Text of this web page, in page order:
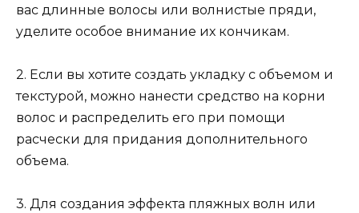
вас длинные волосы или волнистые пряди,
уделите особое внимание их кончикам.
2. Если вы хотите создать укладку с объемом и
текстурой, можно нанести средство на корни
волос и распределить его при помощи
расчески для придания дополнительного
объема.
3. Для создания эффекта пляжных волн или